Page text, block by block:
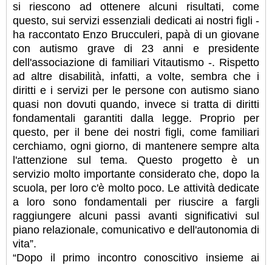
si riescono ad ottenere alcuni risultati, come
questo, sui servizi essenziali dedicati ai nostri figli -
ha raccontato Enzo Brucculeri, papà di un giovane
con autismo grave di 23 anni e presidente
dell'associazione di familiari Vitautismo -. Rispetto
ad altre disabilità, infatti, a volte, sembra che i
diritti e i servizi per le persone con autismo siano
quasi non dovuti quando, invece si tratta di diritti
fondamentali garantiti dalla legge. Proprio per
questo, per il bene dei nostri figli, come familiari
cerchiamo, ogni giorno, di mantenere sempre alta
l'attenzione sul tema. Questo progetto è un
servizio molto importante considerato che, dopo la
scuola, per loro c'è molto poco. Le attività dedicate
a loro sono fondamentali per riuscire a fargli
raggiungere alcuni passi avanti significativi sul
piano relazionale, comunicativo e dell'autonomia di
vita”.
“Dopo il primo incontro conoscitivo insieme ai